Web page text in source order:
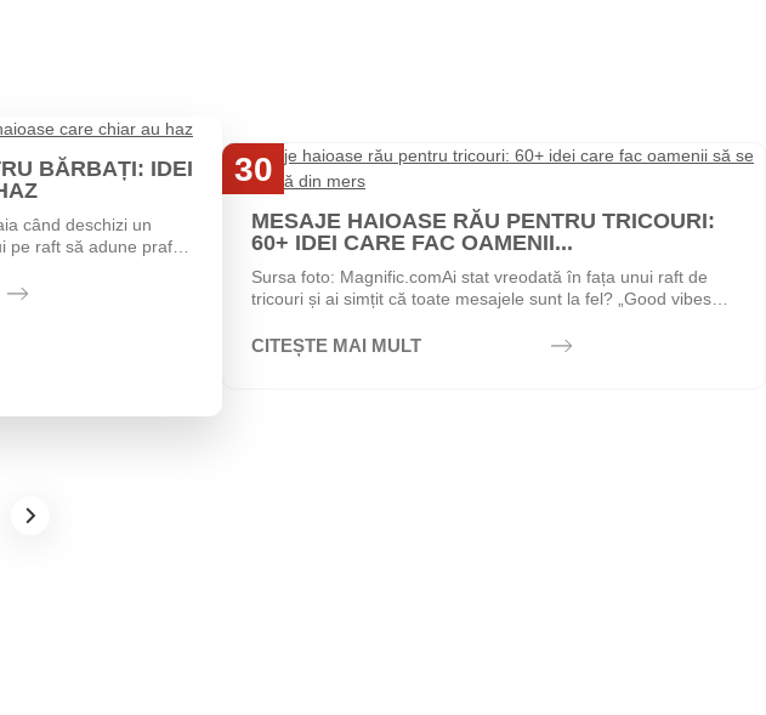
BĂRBAȚI: IDEI
când deschizi un
pe raft să adune praf?
30
MESAJE HAIOASE RĂU PENTRU TRICOURI:
60+ IDEI CARE FAC OAMENII...
Sursa foto: Magnific.comAi stat vreodată în fața unui raft de
tricouri și ai simțit că toate mesajele sunt la fel? „Good vibes
CITEȘTE MAI MULT